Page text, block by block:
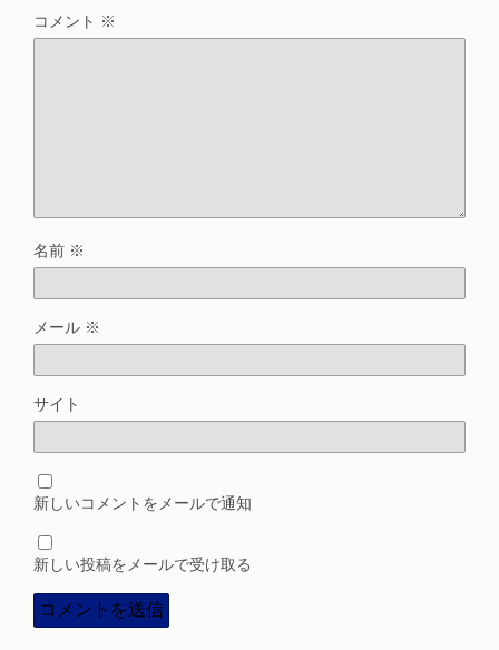
コメント ※
名前 ※
メール ※
サイト
新しいコメントをメールで通知
新しい投稿をメールで受け取る